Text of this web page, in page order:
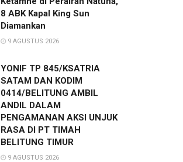
8 ABK Kapal King Sun
Diamankan
9 AGUSTUS 2026
YONIF TP 845/KSATRIA
SATAM DAN KODIM
0414/BELITUNG AMBIL
ANDIL DALAM
PENGAMANAN AKSI UNJUK
RASA DI PT TIMAH
BELITUNG TIMUR
9 AGUSTUS 2026